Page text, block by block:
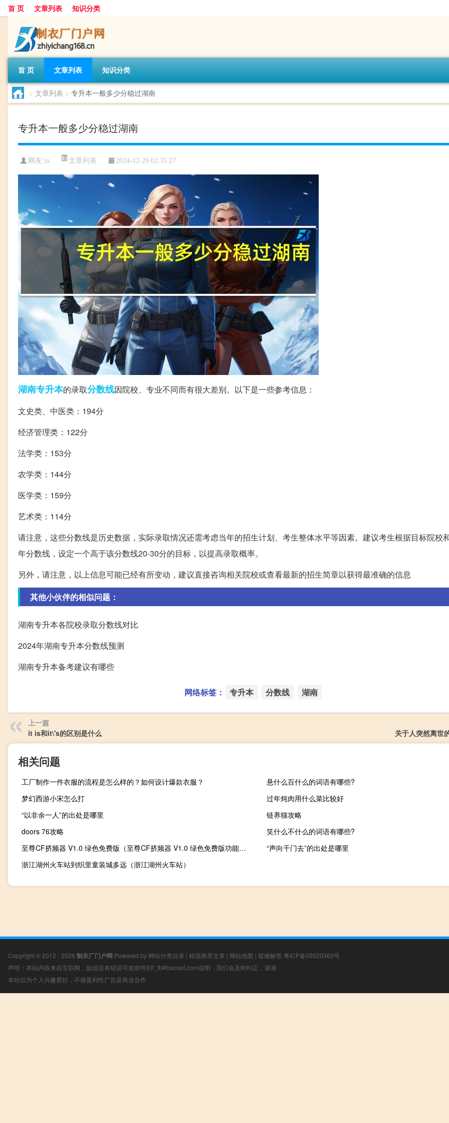
首 页 文章列表 知识分类
首 页 文章列表 知识分类
> 文章列表 > 专升本一般多少分稳过湖南
专升本一般多少分稳过湖南
网友:zs 文章列表 2024-12-29 02:35:27
湖南专升本的录取分数线因院校、专业不同而有很大差别。以下是一些参考信息：
文史类、中医类：194分
经济管理类：122分
法学类：153分
农学类：144分
医学类：159分
艺术类：114分
请注意，这些分数线是历史数据，实际录取情况还需考虑当年的招生计划、考生整体水平等因素。建议考生根据目标院校
年分数线，设定一个高于该分数线20-30分的目标，以提高录取概率。
另外，请注意，以上信息可能已经有所变动，建议直接咨询相关院校或查看最新的招生简章以获得最准确的信息
其他小伙伴的相似问题：
湖南专升本各院校录取分数线对比
2024年湖南专升本分数线预测
湖南专升本备考建议有哪些
网络标签： 专升本 分数线 湖南
上一篇
it is和it\'s的区别是什么
关于人突然离世
相关问题
工厂制作一件衣服的流程是怎么样的？如何设计爆款衣服？
悬什么百什么的词语有哪些?
梦幻西游小宋怎么打
过年炖肉用什么菜比较好
“以非余一人”的出处是哪里
链养猫攻略
doors 76攻略
笑什么不什么的词语有哪些?
至尊CF挤频器 V1.0 绿色免费版（至尊CF挤频器 V1.0 绿色免费版功能简介）
“声向千门去”的出处是哪里
浙江湖州火车站到织里童装城多远（浙江湖州火车站）
Copyright © 2012 - 2026 制衣厂门户网 Powered by 网站分类目录 | 精选推荐文章 | 网站地图 | 疑难解答 粤ICP备09020360号
声明：本站内容来自互联网，如信息有错误可发邮件到f_fb#foxmail.com说明，我们会及时纠正，谢谢
本站仅为个人兴趣爱好，不接盈利性广告及商业合作